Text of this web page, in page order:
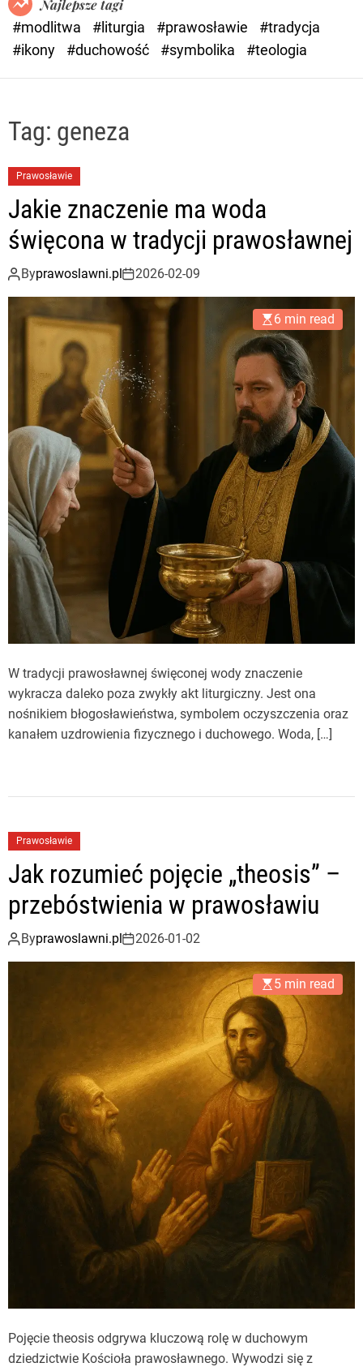
e
Najlepsze tagi
#modlitwa
#liturgia #prawosławie
#tradycja
#ikony
#duchowość #symbolika #teologia
Tag: geneza
Prawosławie
Jakie znaczenie ma woda
święcona w tradycji prawosławnej
Byprawoslawni.pl 2026-02-09
6 min read
W tradycji prawosławnej święconej wody znaczenie
wykracza daleko poza zwykły akt liturgiczny. Jest ona
nośnikiem błogosławieństwa, symbolem oczyszczenia oraz
kanałem uzdrowienia fizycznego i duchowego. Woda, […]
Prawosławie
Jak rozumieć pojęcie „theosis” –
przebóstwienia w prawosławiu
Byprawoslawni.pl 2026-01-02
5 min read
Pojęcie theosis odgrywa kluczową rolę w duchowym
dziedzictwie Kościoła prawosławnego. Wywodzi się z